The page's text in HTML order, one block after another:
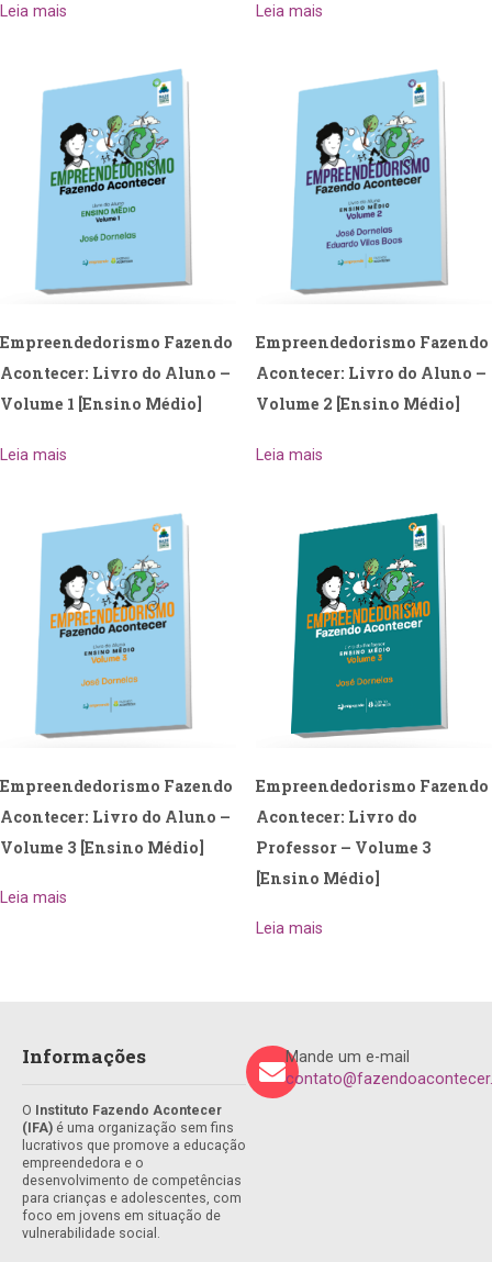
Leia mais Leia mais
Empreendedorismo Fazendo
Acontecer: Livro do Aluno –
Volume 1 [Ensino Médio]
Leia mais
Empreendedorismo Fazendo
Acontecer: Livro do Aluno –
Volume 2 [Ensino Médio]
Leia mais
Empreendedorismo Fazendo
Acontecer: Livro do Aluno –
Volume 3 [Ensino Médio]
Leia mais
Empreendedorismo Fazendo
Acontecer: Livro do
Professor – Volume 3
[Ensino Médio]
Leia mais
Informações
O
Instituto Fazendo Acontecer
(IFA) é uma organização sem fins
lucrativos que promove a educação
empreendedora e o
desenvolvimento de competências
para crianças e adolescentes, com
foco em jovens em situação de
vulnerabilidade social.
Mande um e-mail